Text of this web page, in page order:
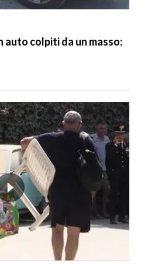
auto colpiti da un masso: